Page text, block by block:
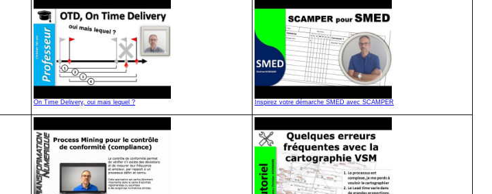
On Time Delivery, oui mais lequel ? Inspirez votre démarche SMED avec SCAMPER